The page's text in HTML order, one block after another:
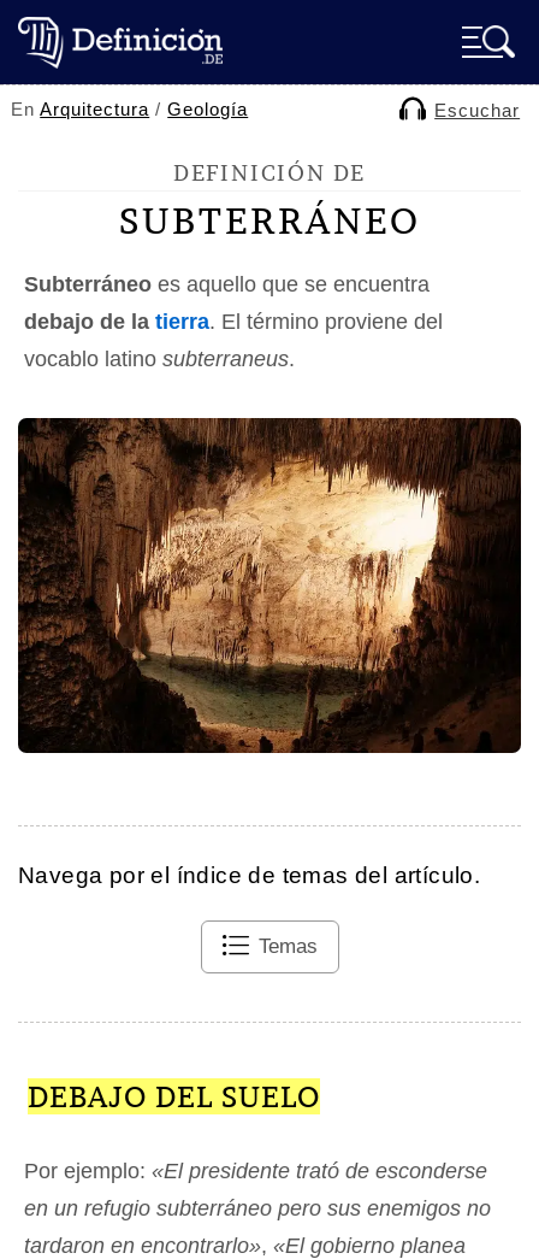
EnArquitectura /Geología Escuchar
DEFINICIÓN DE
SUBTERRÁNEO
Subterráneo es aquello que se encuentra
debajo de la tierra. El término proviene del
vocablo latino subterraneus.
Navega por el índice de temas del artículo.
Temas
DEBAJO DEL SUELO
Por ejemplo: «El presidente trató de esconderse
en un refugio subterráneo pero sus enemigos no
tardaron en encontrarlo», «El gobierno planea